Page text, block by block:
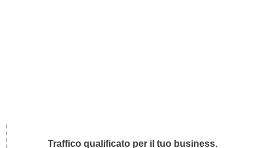
Traffico qualificato per il tuo business.